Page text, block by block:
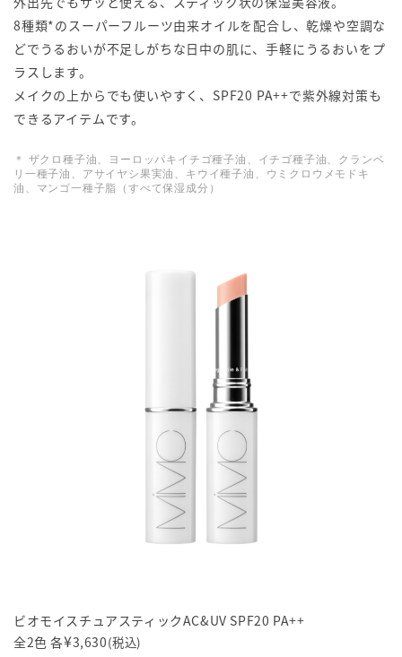
8種類*のスーパーフルーツ由来オイルを配合し、乾燥や空調な
どでうるおいが不足しがちな日中の肌に、手軽にうるおいをプ
ラスします。
メイクの上からでも使いやすく、SPF20 PA++で紫外線対策も
できるアイテムです。
＊ ザクロ種子油、ヨーロッパキイチゴ種子油、イチゴ種子油、クランベ
リ一種子油、アサイヤシ果実油、キウイ種子油、ウミクロウメモドキ
油、マンゴ一種子脂（すべて保湿成分）
ビオモイスチュアスティックAC&UV SPF20 PA++
全2色 各¥3,630(税込)